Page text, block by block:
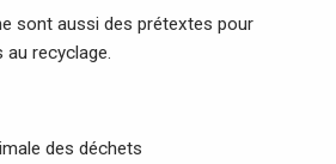
sont aussi des prétextes pour
recyclage.
des déchets